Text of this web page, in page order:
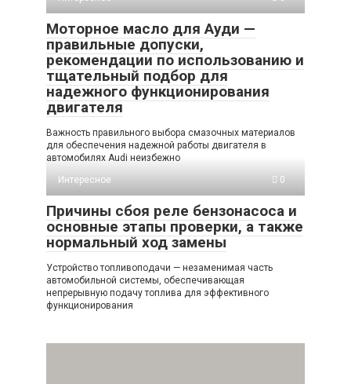
Моторное масло для Ауди —
правильные допуски,
рекомендации по использованию и
тщательный подбор для
надежного функционирования
двигателя
Важность правильного выбора смазочных материалов
для обеспечения надежной работы двигателя в
автомобилях Audi неизбежно
Интересное
0
Причины сбоя реле бензонасоса и
основные этапы проверки, а также
нормальный ход замены
Устройство топливоподачи — незаменимая часть
автомобильной системы, обеспечивающая
непрерывную подачу топлива для эффективного
функционирования